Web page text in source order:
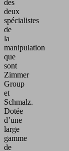
des
deux
spécialistes
de
la
manipulation
que
sont
Zimmer
Group
et
Schmalz.
Dotée
d’une
large
gamme
de